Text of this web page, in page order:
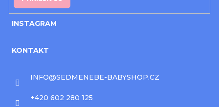
INSTAGRAM
KONTAKT
INFO@SEDMENEBE-BABYSHOP.CZ
+420 602 280 125